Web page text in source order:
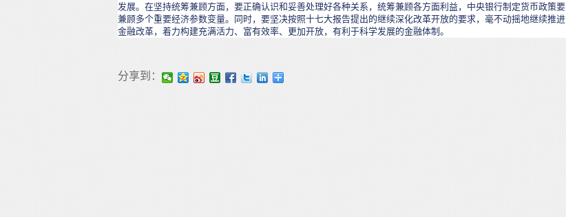
发展。在坚持统筹兼顾方面，要正确认识和妥善处理好各种关系，统筹兼顾各方面利益，中央银行制定货币政策要
兼顾多个重要经济参数变量。同时，要坚决按照十七大报告提出的继续深化改革开放的要求，毫不动摇地继续推进
金融改革，着力构建充满活力、富有效率、更加开放，有利于科学发展的金融体制。
分享到：